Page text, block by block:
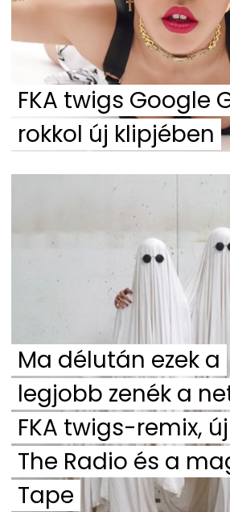
FKA twigs Google
rokkol új klipjében
Ma délután ezek a
legjobb zenék a
FKA twigs-remix,
The Radio és a
Tape